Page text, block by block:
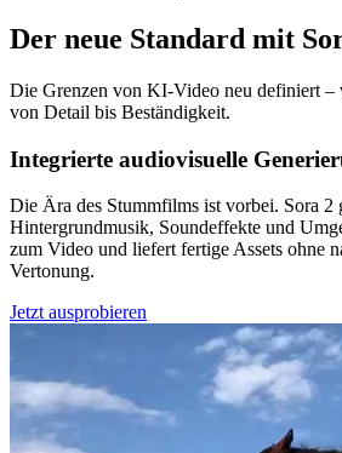
Der neue Standard mit
Die Grenzen von KI-Video neu definiert –
von Detail bis Beständigkeit.
Integrierte audiovisuelle
Die Ära des Stummfilms ist vorbei. Sora 2
Hintergrundmusik, Soundeffekte und
zum Video und liefert fertige Assets ohne
Vertonung.
Jetzt ausprobieren